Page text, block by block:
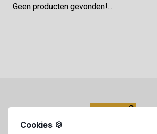
Cookies 🍪
Geen producten gevonden!...